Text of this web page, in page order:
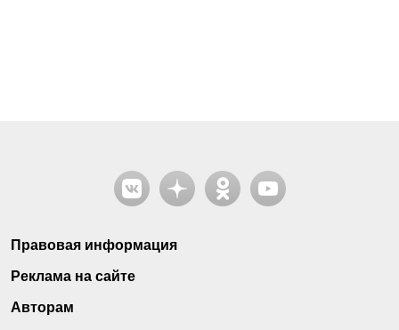
Правовая информация
Реклама на сайте
Авторам